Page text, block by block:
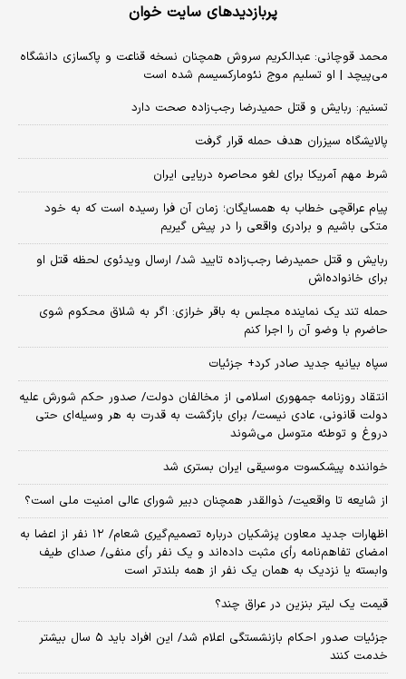
پربازدیدهای سایت خوان
محمد قوچانی: عبدالکریم سروش همچنان نسخه قناعت و پاکسازی دانشگاه
می‌پیچد | او تسلیم موج نئومارکسیسم شده است
تسنیم: ربایش و قتل حمیدرضا رجب‌زاده صحت دارد
پالایشگاه سیزران هدف حمله قرار گرفت
شرط مهم آمریکا برای لغو محاصره دریایی ایران
پیام عراقچی خطاب به همسایگان؛ زمان آن فرا رسیده است که به خود
متکی باشیم و برادری واقعی را در پیش گیریم
ربایش و قتل حمیدرضا رجب‌زاده تایید شد/ ارسال ویدئوی لحظه قتل او
برای خانواده‌اش
حمله تند یک نماینده مجلس به باقر خرازی: اگر به شلاق محکوم شوی
حاضرم با وضو آن را اجرا کنم
سپاه بیانیه جدید صادر کرد+ جزئیات
انتقاد روزنامه جمهوری اسلامی از مخالفان دولت/ صدور حکم شورش علیه
دولت قانونی، عادی نیست/ برای بازگشت به قدرت به هر وسیله‌ای حتی
دروغ و توطئه متوسل می‌شوند
خواننده پیشکسوت موسیقی ایران بستری شد
از شایعه تا واقعیت/ ذوالقدر همچنان دبیر شورای ‌عالی امنیت ملی است؟
اظهارات جدید معاون پزشکیان درباره تصمیم‌گیری شعام/ ۱۲ نفر از اعضا به
امضای تفاهم‌نامه رأی مثبت داده‌اند و یک نفر رأی منفی/ صدای طیف
وابسته یا نزدیک به همان یک نفر از همه بلندتر است
قیمت یک لیتر بنزین در عراق چند؟
جزئیات صدور احکام بازنشستگی اعلام شد/ این افراد باید ۵ سال بیشتر
خدمت کنند